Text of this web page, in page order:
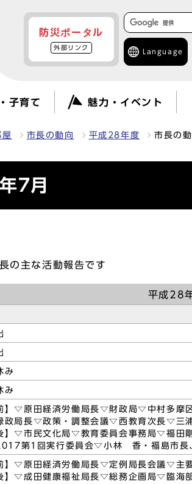
防災ポータル
外部リンク
Language
子育て 魅力・イベント
屋 市長の動向 平成28年度 市長の
7月
の主な活動報告です
平成28
み
み
】▽原田経済労働局長▽財政局▽中村多
政局長▽政策・調整会議▽西教育次長▽三
】▽市民文化局▽教育委員会事務局▽福田
第1回実行委員会▽小林 香・福島市長
】▽原田経済労働局長▽定例局長会議▽主
】▽成田健康福祉局長▽総務企画局▽臨海